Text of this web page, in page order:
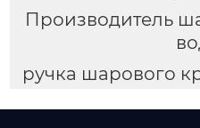
Производитель
ручка шарового